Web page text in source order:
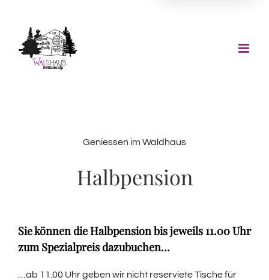
springen
Geniessen im Waldhaus
Halbpension
Sie können die Halbpension bis jeweils 11.00 Uhr
zum Spezialpreis dazubuchen…
…ab 11.00 Uhr geben wir nicht reserviete Tische für